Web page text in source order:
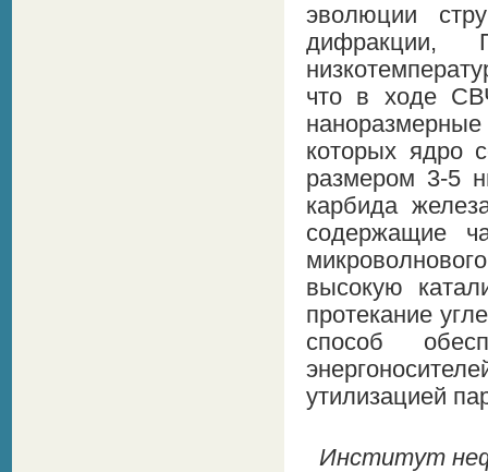
эволюции
дифракции,
что в ходе
которых ядро
размером 3-5
карбида
содержащие
высокую
протекание
способ
утилизацией
Институт